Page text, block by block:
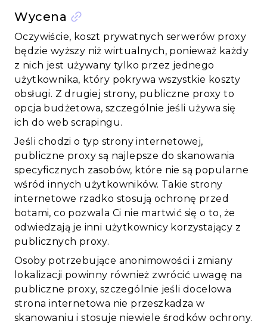
Wycena
Oczywiście, koszt prywatnych serwerów proxy
będzie wyższy niż wirtualnych, ponieważ każdy
z nich jest używany tylko przez jednego
użytkownika, który pokrywa wszystkie koszty
obsługi. Z drugiej strony, publiczne proxy to
opcja budżetowa, szczególnie jeśli używa się
ich do web scrapingu.
Jeśli chodzi o typ strony internetowej,
publiczne proxy są najlepsze do skanowania
specyficznych zasobów, które nie są popularne
wśród innych użytkowników. Takie strony
internetowe rzadko stosują ochronę przed
botami, co pozwala Ci nie martwić się o to, że
odwiedzają je inni użytkownicy korzystający z
publicznych proxy.
Osoby potrzebujące anonimowości i zmiany
lokalizacji powinny również zwrócić uwagę na
publiczne proxy, szczególnie jeśli docelowa
strona internetowa nie przeszkadza w
skanowaniu i stosuje niewiele środków ochrony.